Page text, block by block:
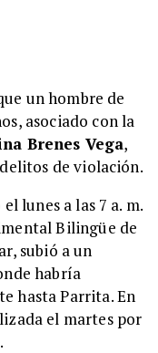
un hombre de
asociado con la
Brenes Vega,
de violación.
lunes a las 7 a. m.
Bilingüe de
subió a un
habría
hasta Parrita. En
el martes por
.